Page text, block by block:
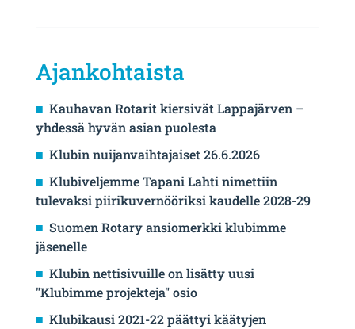
Ajankohtaista
Kauhavan Rotarit kiersivät Lappajärven –
yhdessä hyvän asian puolesta
Klubin nuijanvaihtajaiset 26.6.2026
Klubiveljemme Tapani Lahti nimettiin
tulevaksi piirikuvernööriksi kaudelle 2028-29
Suomen Rotary ansiomerkki klubimme
jäsenelle
Klubin nettisivuille on lisätty uusi
"Klubimme projekteja" osio
Klubikausi 2021-22 päättyi käätyjen